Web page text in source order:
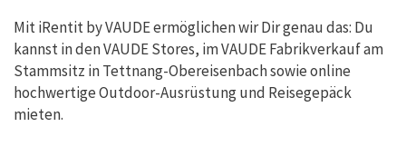
Mit iRentit by VAUDE ermöglichen wir Dir genau das: Du
kannst in den VAUDE Stores, im VAUDE Fabrikverkauf am
Stammsitz in Tettnang-Obereisenbach sowie online
hochwertige Outdoor-Ausrüstung und Reisegepäck
mieten.